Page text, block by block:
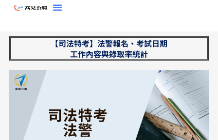
【司法特考】法警報名、考試日期
工作內容與錄取率統計